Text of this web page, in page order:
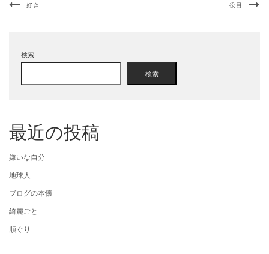
好き 役目
検索
検索
最近の投稿
嫌いな自分
地球人
ブログの本懐
綺麗ごと
順ぐり